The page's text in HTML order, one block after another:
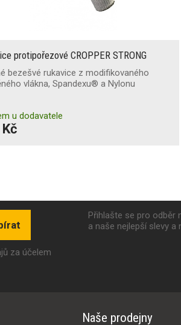
protipořezové CROPPER STRONG
bezešvé rukavice z modifikovaného
vlákna, Spandexu® a Nylonu
u dodavatele
za účelem
Přihlašte se pro odběr
a naše nejlepší slevy a
Naše prodejny